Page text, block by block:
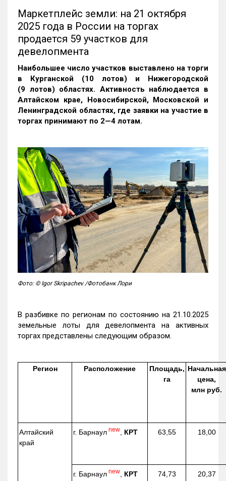
Маркетплейс земли: на 21 октября
2025 года в России на торгах
продается 59 участков для
девелопмента
Наибольшее число участков выставлено на торги
в Курганской (10 лотов) и Нижегородской
(9 лотов) областях. Активность наблюдается в
Алтайском крае, Новосибирской, Московской и
Ленинградской областях, где заявки на участие в
торгах принимают по 2—4 лотам.
Фото: © Igor Skripachev /Фотобанк Лори
В разбивке по регионам по состоянию на 21.10.2025
земельные лоты для девелопмента на активных
торгах представлены следующим образом.
Регион Расположение
Площадь,
га
Начальная
цена,
млн руб.
Алтайский
край
г. Барнаул new КРТ 63,55 18,00
г. Барнаул new КРТ 74,73 20,37